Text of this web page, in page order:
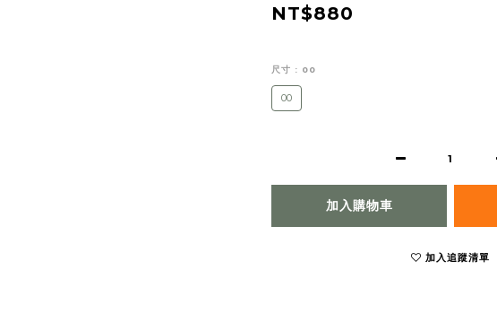
NT$880
尺寸 : 00
00
加入購物車
加入追蹤清單